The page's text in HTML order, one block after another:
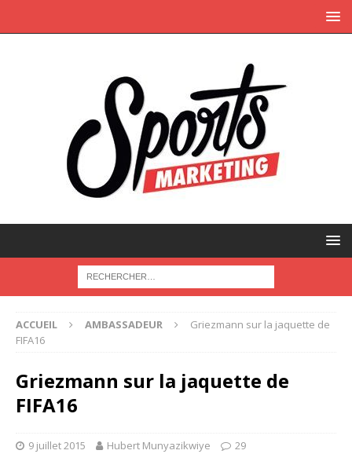
ACCUEIL AMBASSADEUR
Griezmann sur la jaquette de
FIFA16
Griezmann sur la jaquette de
FIFA16
9 juillet 2015 Hubert Munyazikwiye 29